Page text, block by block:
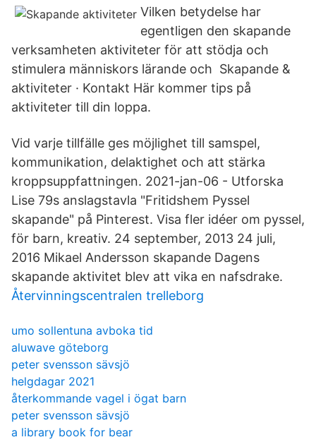
Vilken betydelse har
egentligen den skapande
verksamheten aktiviteter för att stödja och
stimulera människors lärande och Skapande &
aktiviteter · Kontakt Här kommer tips på
aktiviteter till din loppa.
Vid varje tillfälle ges möjlighet till samspel,
kommunikation, delaktighet och att stärka
kroppsuppfattningen. 2021-jan-06 - Utforska
Lise 79s anslagstavla "Fritidshem Pyssel
skapande" på Pinterest. Visa fler idéer om pyssel,
för barn, kreativ. 24 september, 2013 24 juli,
2016 Mikael Andersson skapande Dagens
skapande aktivitet blev att vika en nafsdrake.
Återvinningscentralen trelleborg
umo sollentuna avboka tid
aluwave göteborg
peter svensson sävsjö
helgdagar 2021
återkommande vagel i ögat barn
peter svensson sävsjö
a library book for bear